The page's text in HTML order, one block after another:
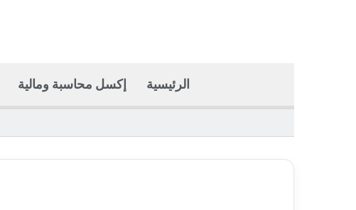
الرئيسية إكسل محاسبة ومالية